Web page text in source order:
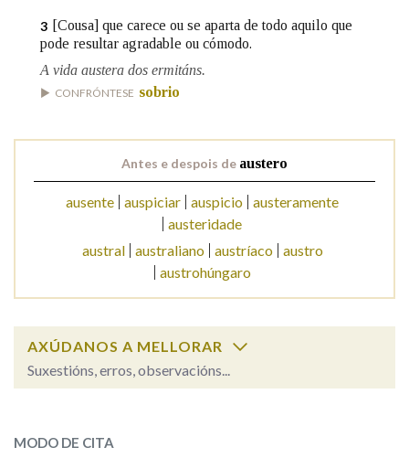
Nas definicións
Nos exemplos
OUTRAS OPCIÓNS DE BUSCA
Pertence a
3 [Cousa] que carece ou se aparta de todo aquilo que
pode resultar agradable ou cómodo.
A vida austera dos ermitáns.
CONFRÓNTESE sobrio
Antes e despois de austero
ausente auspiciar auspicio austeramente
austeridade
austral
australiano austríaco
austro
austrohúngaro
AXÚDANOS A MELLORAR
Suxestións, erros, observacións...
ESCOLLE UNHA OPCIÓN:
MODO DE CITA